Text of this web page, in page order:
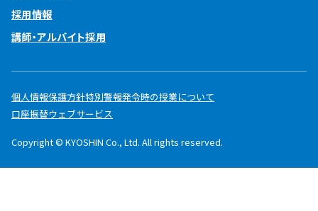
採用情報
講師・アルバイト採用
個人情報保護方針特別警報発令時の授業について
口座振替ウェブサービス
Copyright © KYOSHIN Co., Ltd. All rights reserved.